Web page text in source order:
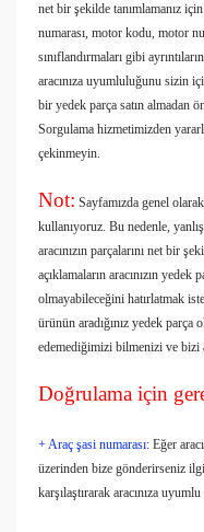
net bir şekilde tanımlamanız
numarası, motor kodu, motor
sınıflandırmaları gibi
aracınıza uyumluluğunu sizin
bir yedek parça satın almadan
Sorgulama hizmetimizden
çekinmeyin.
Not: Sayfamızda genel
kullanıyoruz. Bu nedenle,
aracınızın parçalarını net bir
açıklamaların aracınızın
olmayabileceğini hatırlatmak
ürünün aradığınız yedek parça
edemediğimizi bilmenizi ve bizi
Doğrulama için
+ Araç şasi numarası: Eğer
üzerinden bize gönderirseniz
karşılaştırarak aracınıza